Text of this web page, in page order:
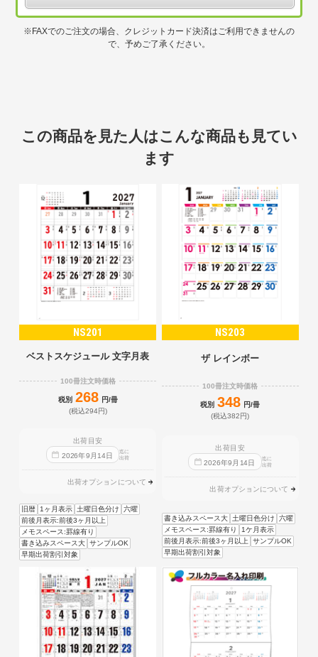
※FAXでのご注文の場合、クレジットカード決済はご利用できませんの
で、予めご了承ください。
この商品を見た人はこんな商品も見てい
ます
NS201
ベストスケジュール 文字月表
100冊注文時価格
税別 268 円/冊
(税込294円)
出荷目安
2026年9 月 14日
迄に
出荷
出荷オプションについて
旧暦 1ヶ月表示 土曜日色分け
六曜
前後月表示:前後3ヶ月以上
メモスペース:罫線有り
書き込みスペース大 サンプルOK
早期出荷割引対象
NS203
ザ レインボー
100冊注文時価格
税別 348 円/冊
(税込382円)
出荷目安
2026年9 月 14日
迄に
出荷
出荷オプションについて
書き込みスペース大 土曜日色分け
六曜
メモスペース:罫線有り
1ケ月表示
前後月表示:前後3ヶ月以上
サンプルOK
早期出荷割引対象